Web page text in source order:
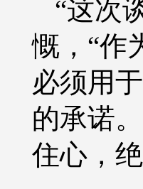
“这次
慨， “作
必须用
的承诺
住心，